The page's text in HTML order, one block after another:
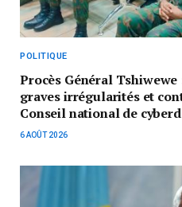
POLITIQUE
Procès Général
graves irrégularités et
Conseil national de
6 AOÛT 2026